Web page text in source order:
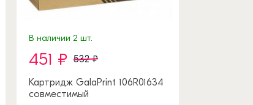
В наличии 2 шт.
451 ₽ 532 ₽
Картридж GalaPrint 106R01634
совместимый